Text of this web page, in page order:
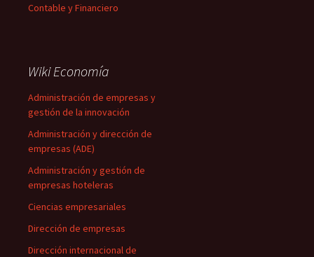
Contable y Financiero
Wiki Economía
Administración de empresas y
gestión de la innovación
Administración y dirección de
empresas (ADE)
Administración y gestión de
empresas hoteleras
Ciencias empresariales
Dirección de empresas
Dirección internacional de